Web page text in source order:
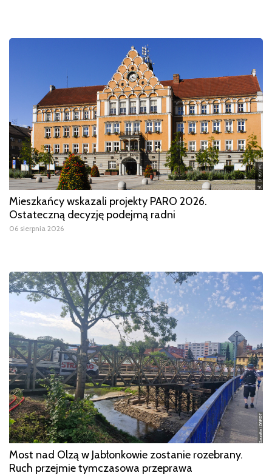
Mieszkańcy wskazali projekty PARO 2026.
Ostateczną decyzję podejmą radni
06 sierpnia 2026
Most nad Olzą w Jabłonkowie zostanie rozebrany.
Ruch przejmie tymczasowa przeprawa